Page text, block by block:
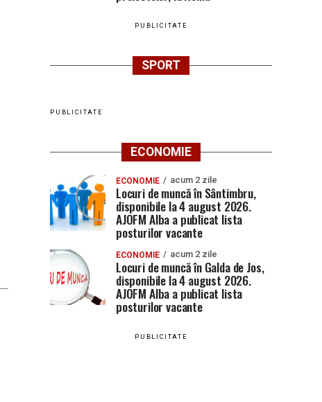
PUBLICITATE
SPORT
PUBLICITATE
ECONOMIE
ECONOMIE acum 2 zile
Locuri de muncă în Sântimbru,
disponibile la 4 august 2026.
AJOFM Alba a publicat lista
posturilor vacante
ECONOMIE acum 2 zile
Locuri de muncă în Galda de Jos,
disponibile la 4 august 2026.
AJOFM Alba a publicat lista
posturilor vacante
PUBLICITATE